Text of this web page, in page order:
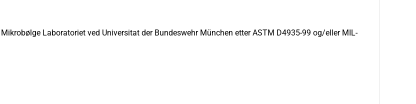
Laboratoriet ved Universitat der Bundeswehr München etter ASTM D4935-99 og/eller MIL-